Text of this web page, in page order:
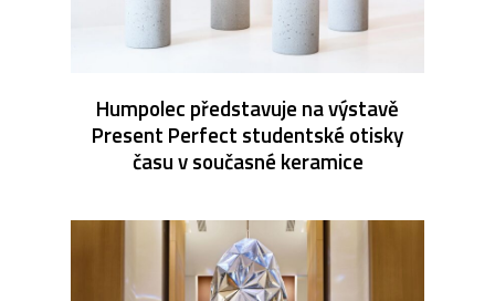
Humpolec představuje na výstavě
Present Perfect studentské otisky
času v současné keramice